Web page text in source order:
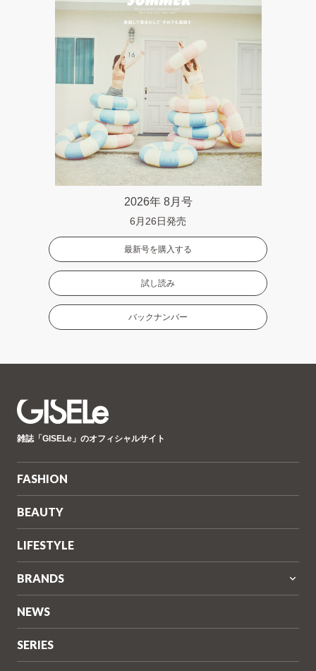
2026年 8月号
6月26日発売
最新号を購入する
試し読み
バックナンバー
ゼ
雑誌「GISELe」のオフィシャルサイト
FASHION
BEAUTY
LIFESTYLE
BRANDS
NEWS
SERIES